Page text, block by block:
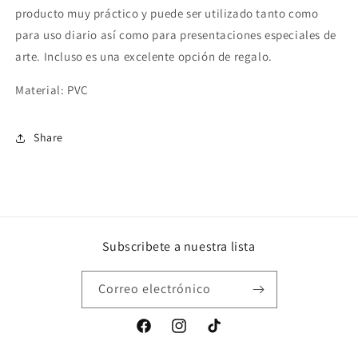
producto muy práctico y puede ser utilizado tanto como
para uso diario así como para presentaciones especiales de
arte. Incluso es una excelente opción de regalo.
Material: PVC
Share
Subscribete a nuestra lista
Correo electrónico
FacebookInstagramTikTok